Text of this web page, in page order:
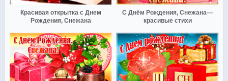
Красивая открытка с Днем
Рождения, Снежана
С Днём Рождения, Снежана—
красивые стихи